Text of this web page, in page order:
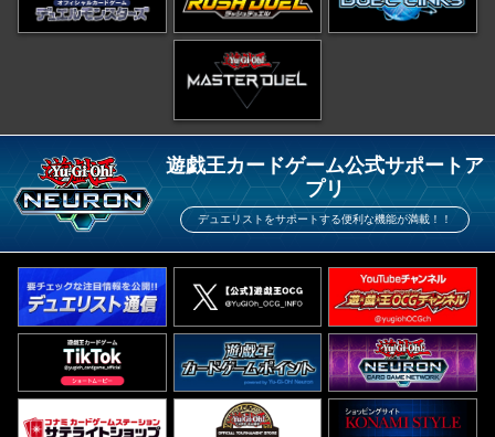
遊戯王カードゲーム公式サポートア
プリ
デュエリストをサポートする便利な機能が満載！！